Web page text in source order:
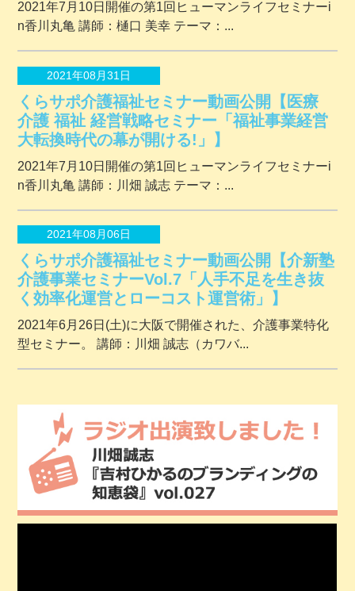
2021年7月10日開催の第1回ヒューマンライフセミナーi
n香川丸亀 講師：樋口 美幸 テーマ：...
2021年08月31日
くらサポ介護福祉セミナー動画公開【医療
介護 福祉 経営戦略セミナー「福祉事業経営
大転換時代の幕が開ける!」】
2021年7月10日開催の第1回ヒューマンライフセミナーi
n香川丸亀 講師：川畑 誠志 テーマ：...
2021年08月06日
くらサポ介護福祉セミナー動画公開【介新塾
介護事業セミナーVol.7「人手不足を生き抜
く効率化運営とローコスト運営術」】
2021年6月26日(土)に大阪で開催された、介護事業特化
型セミナー。 講師：川畑 誠志（カワバ...